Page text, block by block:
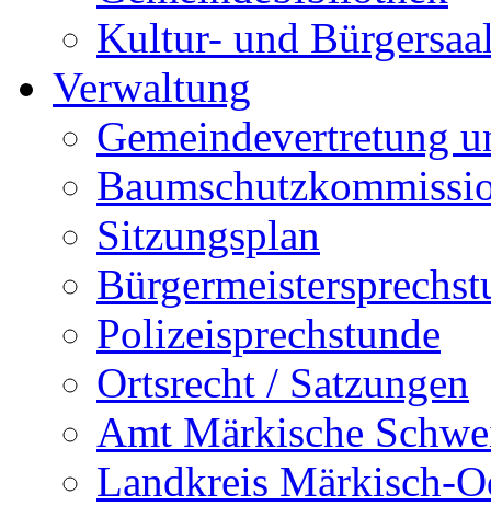
Kultur- und
Verwaltung
Gemeindevertretung
Sitzungsplan
Polizeisprechstunde
Ortsrecht / Satzungen
Amt Märkische
Landkreis Märkisch-